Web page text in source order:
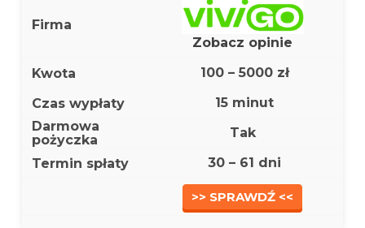
Zobacz opinie
100 – 5000 zł
15 minut
Tak
30 – 61 dni
>> SPRAWDŹ <<